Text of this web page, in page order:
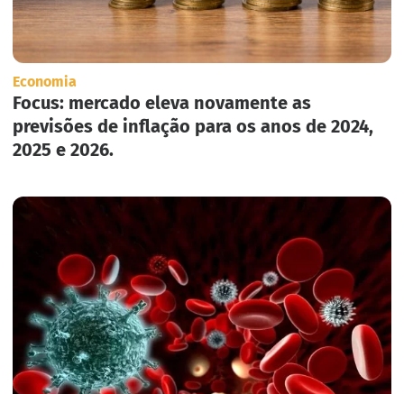
Economia
Focus: mercado eleva novamente as
previsões de inflação para os anos de 2024,
2025 e 2026.